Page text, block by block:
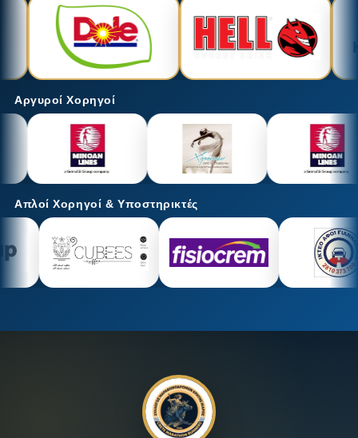
Αργυροί Χορηγοί
Απλοί Χορηγοί & Υποστηρικτές